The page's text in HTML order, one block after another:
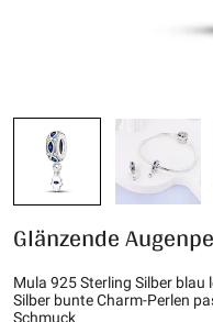
Glänzende
Mula 925 Sterling Silber
Silber bunte Charm-Perlen
Schmuck